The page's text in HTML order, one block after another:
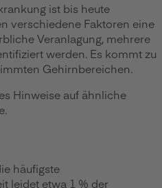
ist bis heute
verschiedene Faktoren eine
Veranlagung, mehrere
werden. Es kommt zu
Gehirnbereichen.
Hinweise auf ähnliche
häufigste
leidet etwa 1 % der